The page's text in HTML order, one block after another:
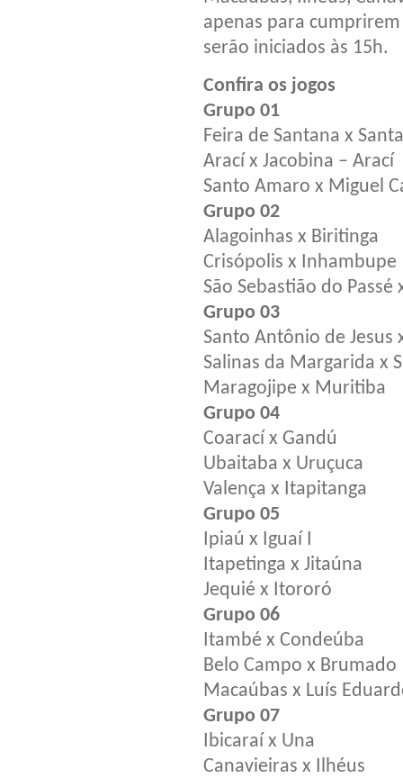
apenas para
serão iniciados às 15h.
Confira os jogos
Grupo 01
Feira de Santana x
Arací x Jacobina – Arací
Santo Amaro x Miguel
Grupo 02
Alagoinhas x Biritinga
Crisópolis x Inhambupe
São Sebastião do Passé
Grupo 03
Santo Antônio de Jesus
Salinas da Margarida x
Maragojipe x Muritiba
Grupo 04
Coarací x Gandú
Ubaitaba x Uruçuca
Valença x Itapitanga
Grupo 05
Ipiaú x Iguaí I
Itapetinga x Jitaúna
Jequié x Itororó
Grupo 06
Itambé x Condeúba
Belo Campo x Brumado
Macaúbas x Luís
Grupo 07
Ibicaraí x Una
Canavieiras x Ilhéus